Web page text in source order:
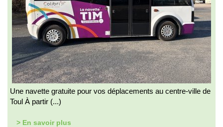
Une navette gratuite pour vos déplacements au centre-ville de
Toul À partir (...)
> En savoir plus